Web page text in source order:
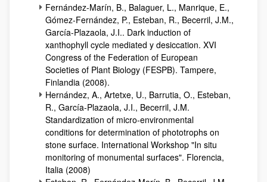
Fernández-Marín, B., Balaguer, L., Manrique, E.,
Gómez-Fernández, P., Esteban, R., Becerril, J.M.,
García-Plazaola, J.I.. Dark induction of
xanthophyll cycle mediated y desiccation. XVI
Congress of the Federation of European
Societies of Plant Biology (FESPB). Tampere,
Finlandia (2008).
Hernández, A., Artetxe, U., Barrutia, O., Esteban,
R., García-Plazaola, J.I., Becerril, J.M.
Standardization of micro-environmental
conditions for determination of phototrophs on
stone surface. International Workshop "In situ
monitoring of monumental surfaces". Florencia,
Italia (2008)